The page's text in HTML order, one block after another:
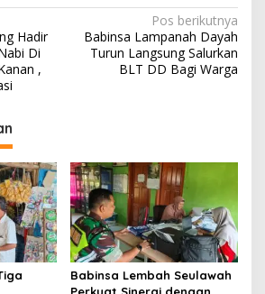
Hadir
Di
,
Pos berikutnya
Babinsa Lampanah Dayah
Turun Langsung Salurkan
BLT DD Bagi Warga
Babinsa Lembah Seulawah